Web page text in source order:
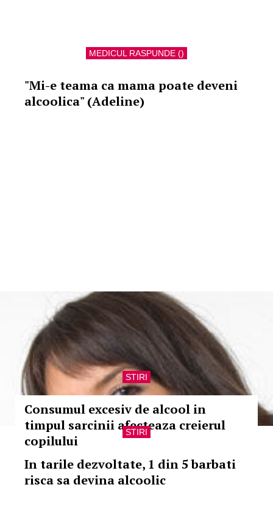
MEDICUL RASPUNDE ()
"Mi-e teama ca mama poate deveni
alcoolica" (Adeline)
STIRI
Consumul excesiv de alcool in
timpul sarcinii afecteaza creierul
copilului
STIRI
In tarile dezvoltate, 1 din 5 barbati
risca sa devina alcoolic